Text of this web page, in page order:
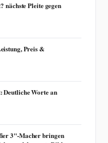
nächste Pleite gegen
Preis &
Deutliche Worte an
3"-Macher bringen